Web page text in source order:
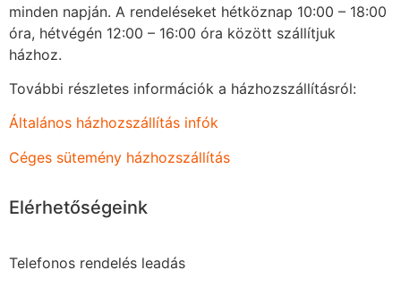
minden napján. A rendeléseket hétköznap 10:00 – 18:00
óra, hétvégén 12:00 – 16:00 óra között szállítjuk
házhoz.
További részletes információk a házhozszállításról:
Általános házhozszállítás infók
Céges sütemény házhozszállítás
Elérhetőségeink
Telefonos rendelés leadás